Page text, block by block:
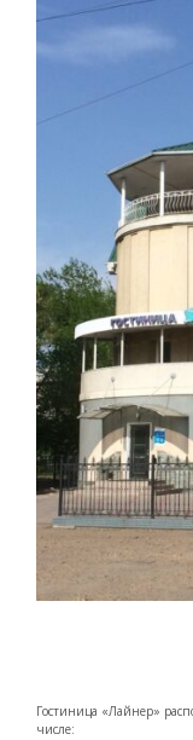
Гостиница «Лайнер»
числе: